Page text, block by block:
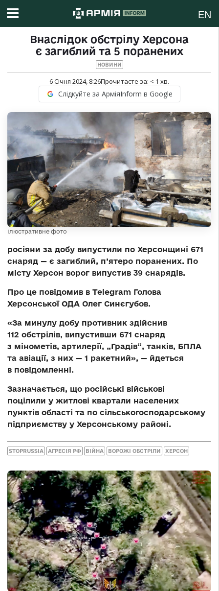
EN
Внаслідок обстрілу Херсона
є загиблий та 5 поранених
НОВИНИ
6 Січня 2024, 8:26Прочитаєте за: < 1 хв.
Слідкуйте за АрміяInform в Google
Ілюстративне фото
росіяни за добу випустили по Херсонщині 671
снаряд — є загиблий, п’ятеро поранених. По
місту Херсон ворог випустив 39 снарядів.
Про це повідомив в Telegram Голова
Херсонської ОДА Олег Синєгубов.
«За минулу добу противник здійснив
112 обстрілів, випустивши 671 снаряд
з мінометів, артилерії, „Градів“, танків, БПЛА
та авіації, з них — 1 ракетний», — йдеться
в повідомленні.
Зазначається, що російські військові
поцілили у житлові квартали населених
пунктів області та по сільськогосподарському
підприємству у Херсонському районі.
STOPRUSSIA АГРЕСІЯ РФ ВІЙНА ВОРОЖІ ОБСТРІЛИ ХЕРСОН